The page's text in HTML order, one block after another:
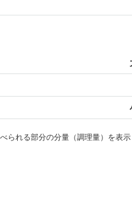
れる部分の分量（調理量）を表示